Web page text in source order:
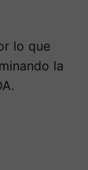
lo que
la